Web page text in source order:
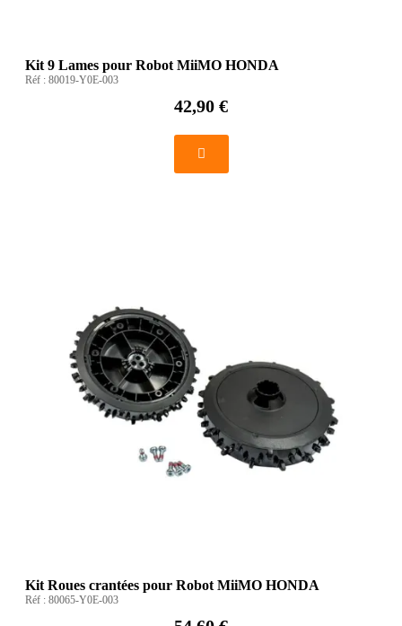
Kit 9 Lames pour Robot MiiMO HONDA
Réf : 80019-Y0E-003
42,90 €
Kit Roues crantées pour Robot MiiMO HONDA
Réf : 80065-Y0E-003